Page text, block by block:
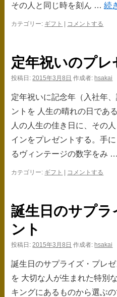
その人と同じ時を刻ん …続
カテゴリー: ギフト コメントする
定年祝いのプレ
投稿日: 2015年3月8日 作成者: hsakai
定年祝いに記念年（入社年
ントを 人生の晴れの日であ
人の人生の佳き日に、その
インをプレゼントする。手
るヴィンテージの数字をみ
カテゴリー: ギフト コメントする
誕生日のサプ
ント
投稿日: 2015年3月8日 作成者: hsakai
誕生日のサプライズ・プレ
を 大切な人が生まれた特別
キングにあるものから選ぶ